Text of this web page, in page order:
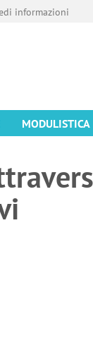
informazioni
MODULISTICA